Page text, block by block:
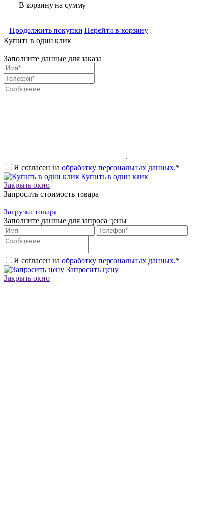
В корзину на сумму
Продолжить покупки Перейти в корзину
Купить в один клик
Заполните данные для заказа
Я согласен на обработку персональных данных.*
Купить в один клик
Закрыть окно
Запросить стоимость товара
Загрузка товара
Заполните данные для запроса цены
Я согласен на обработку персональных данных.*
Запросить цену
Закрыть окно